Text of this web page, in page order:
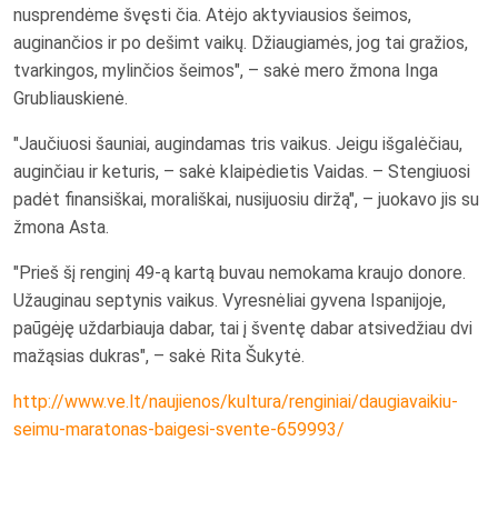
nusprendėme švęsti čia. Atėjo aktyviausios šeimos,
auginančios ir po dešimt vaikų. Džiaugiamės, jog tai gražios,
tvarkingos, mylinčios šeimos", – sakė mero žmona Inga
Grubliauskienė.
"Jaučiuosi šauniai, augindamas tris vaikus. Jeigu išgalėčiau,
auginčiau ir keturis, – sakė klaipėdietis Vaidas. – Stengiuosi
padėt finansiškai, morališkai, nusijuosiu diržą", – juokavo jis su
žmona Asta.
"Prieš šį renginį 49-ą kartą buvau nemokama kraujo donore.
Užauginau septynis vaikus. Vyresnėliai gyvena Ispanijoje,
paūgėję uždarbiauja dabar, tai į šventę dabar atsivedžiau dvi
mažąsias dukras", – sakė Rita Šukytė.
http://www.ve.lt/naujienos/kultura/renginiai/daugiavaikiu-
seimu-maratonas-baigesi-svente-659993/